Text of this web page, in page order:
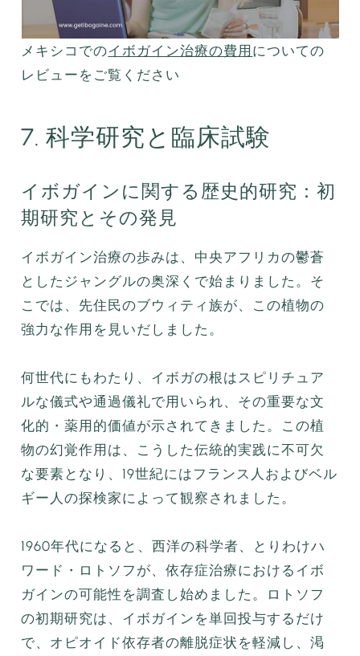
メキシコでのイボガイン治療の費用 についての
レビューをご覧ください
7. 科学研究と臨床試験
イボガインに関する歴史的研究：初
期研究とその発見
イボガイン治療の歩みは、中央アフリカの鬱蒼
としたジャングルの奥深くで始まりました。そ
こでは、先住民のブウィティ族が、この植物の
強力な作用を見いだしました。
何世代にもわたり、イボガの根はスピリチュア
ルな儀式や通過儀礼で用いられ、その重要な文
化的・薬用的価値が示されてきました。この植
物の幻覚作用は、こうした伝統的実践に不可欠
な要素となり、19世紀にはフランス人およびベル
ギー人の探検家によって観察されました。
1960年代になると、西洋の科学者、とりわけハ
ワード・ロトソフが、依存症治療におけるイボ
ガインの可能性を調査し始めました。ロトソフ
の初期研究は、イボガインを単回投与するだけ
で、オピオイド依存者の離脱症状を軽減し、渇